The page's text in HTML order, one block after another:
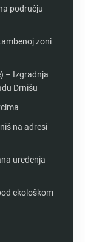
području
zoni
– Izgradnja
Drnišu
na adresi
uređenja
ekološkom